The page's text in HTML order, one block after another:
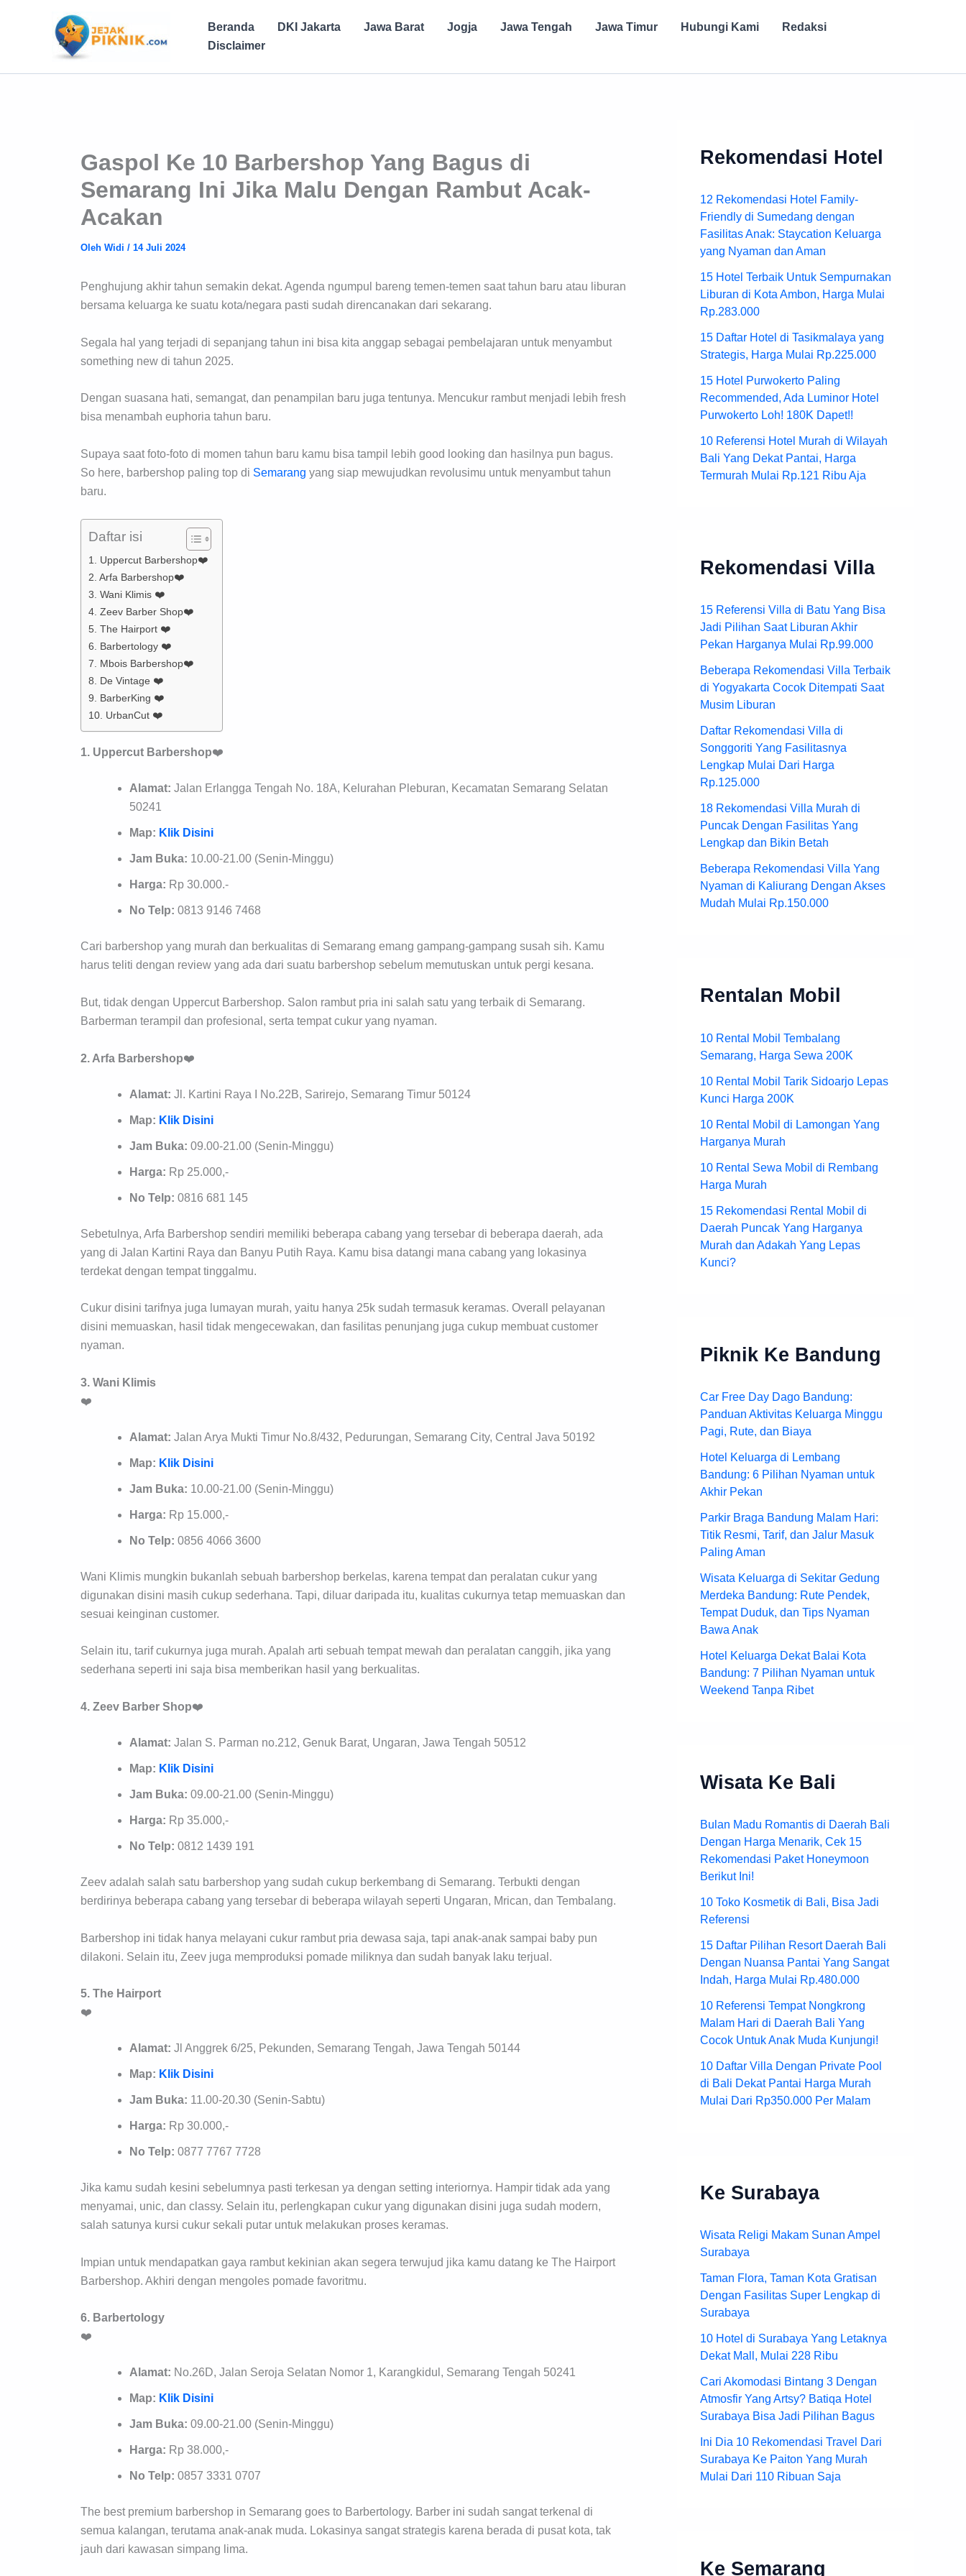
Beranda DKI Jakarta Jawa Barat Jogja Jawa Tengah Jawa Timur Hubungi Kami
Redaksi
Disclaimer
Gaspol Ke 10 Barbershop Yang Bagus di
Semarang Ini Jika Malu Dengan Rambut Acak-
Acakan
Oleh Widi / 14 Juli 2024
Penghujung akhir tahun semakin dekat. Agenda ngumpul bareng temen-temen saat tahun baru atau liburan
bersama keluarga ke suatu kota/negara pasti sudah direncanakan dari sekarang.
Segala hal yang terjadi di sepanjang tahun ini bisa kita anggap sebagai pembelajaran untuk menyambut
something new di tahun 2025.
Dengan suasana hati, semangat, dan penampilan baru juga tentunya. Mencukur rambut menjadi lebih fresh
bisa menambah euphoria tahun baru.
Supaya saat foto-foto di momen tahun baru kamu bisa tampil lebih good looking dan hasilnya pun bagus.
So here, barbershop paling top di Semarang yang siap mewujudkan revolusimu untuk menyambut tahun
baru.
Daftar isi
1. Uppercut Barbershop❤️
2. Arfa Barbershop❤️
3. Wani Klimis ❤️
4. Zeev Barber Shop❤️
5. The Hairport ❤️
6. Barbertology ❤️
7. Mbois Barbershop❤️
8. De Vintage ❤️
9. BarberKing ❤️
10. UrbanCut ❤️
1. Uppercut Barbershop❤️
Alamat: Jalan Erlangga Tengah No. 18A, Kelurahan Pleburan, Kecamatan Semarang Selatan
50241
Map: Klik Disini
Jam Buka: 10.00-21.00 (Senin-Minggu)
Harga: Rp 30.000.-
No Telp: 0813 9146 7468
Cari barbershop yang murah dan berkualitas di Semarang emang gampang-gampang susah sih. Kamu
harus teliti dengan review yang ada dari suatu barbershop sebelum memutuskan untuk pergi kesana.
But, tidak dengan Uppercut Barbershop. Salon rambut pria ini salah satu yang terbaik di Semarang.
Barberman terampil dan profesional, serta tempat cukur yang nyaman.
2. Arfa Barbershop❤️
Alamat: Jl. Kartini Raya I No.22B, Sarirejo, Semarang Timur 50124
Map: Klik Disini
Jam Buka: 09.00-21.00 (Senin-Minggu)
Harga: Rp 25.000,-
No Telp: 0816 681 145
Sebetulnya, Arfa Barbershop sendiri memiliki beberapa cabang yang tersebar di beberapa daerah, ada
yang di Jalan Kartini Raya dan Banyu Putih Raya. Kamu bisa datangi mana cabang yang lokasinya
terdekat dengan tempat tinggalmu.
Cukur disini tarifnya juga lumayan murah, yaitu hanya 25k sudah termasuk keramas. Overall pelayanan
disini memuaskan, hasil tidak mengecewakan, dan fasilitas penunjang juga cukup membuat customer
nyaman.
3. Wani Klimis
❤️
Alamat: Jalan Arya Mukti Timur No.8/432, Pedurungan, Semarang City, Central Java 50192
Map: Klik Disini
Jam Buka: 10.00-21.00 (Senin-Minggu)
Harga: Rp 15.000,-
No Telp: 0856 4066 3600
Wani Klimis mungkin bukanlah sebuah barbershop berkelas, karena tempat dan peralatan cukur yang
digunakan disini masih cukup sederhana. Tapi, diluar daripada itu, kualitas cukurnya tetap memuaskan dan
sesuai keinginan customer.
Selain itu, tarif cukurnya juga murah. Apalah arti sebuah tempat mewah dan peralatan canggih, jika yang
sederhana seperti ini saja bisa memberikan hasil yang berkualitas.
4. Zeev Barber Shop❤️
Alamat: Jalan S. Parman no.212, Genuk Barat, Ungaran, Jawa Tengah 50512
Map: Klik Disini
Jam Buka: 09.00-21.00 (Senin-Minggu)
Harga: Rp 35.000,-
No Telp: 0812 1439 191
Zeev adalah salah satu barbershop yang sudah cukup berkembang di Semarang. Terbukti dengan
berdirinya beberapa cabang yang tersebar di beberapa wilayah seperti Ungaran, Mrican, dan Tembalang.
Barbershop ini tidak hanya melayani cukur rambut pria dewasa saja, tapi anak-anak sampai baby pun
dilakoni. Selain itu, Zeev juga memproduksi pomade miliknya dan sudah banyak laku terjual.
5. The Hairport
❤️
Alamat: Jl Anggrek 6/25, Pekunden, Semarang Tengah, Jawa Tengah 50144
Map: Klik Disini
Jam Buka: 11.00-20.30 (Senin-Sabtu)
Harga: Rp 30.000,-
No Telp: 0877 7767 7728
Jika kamu sudah kesini sebelumnya pasti terkesan ya dengan setting interiornya. Hampir tidak ada yang
menyamai, unic, dan classy. Selain itu, perlengkapan cukur yang digunakan disini juga sudah modern,
salah satunya kursi cukur sekali putar untuk melakukan proses keramas.
Impian untuk mendapatkan gaya rambut kekinian akan segera terwujud jika kamu datang ke The Hairport
Barbershop. Akhiri dengan mengoles pomade favoritmu.
6. Barbertology
❤️
Alamat: No.26D, Jalan Seroja Selatan Nomor 1, Karangkidul, Semarang Tengah 50241
Map: Klik Disini
Jam Buka: 09.00-21.00 (Senin-Minggu)
Harga: Rp 38.000,-
No Telp: 0857 3331 0707
The best premium barbershop in Semarang goes to Barbertology. Barber ini sudah sangat terkenal di
semua kalangan, terutama anak-anak muda. Lokasinya sangat strategis karena berada di pusat kota, tak
jauh dari kawasan simpang lima.
Rekomendasi Hotel
12 Rekomendasi Hotel Family-
Friendly di Sumedang dengan
Fasilitas Anak: Staycation Keluarga
yang Nyaman dan Aman
15 Hotel Terbaik Untuk Sempurnakan
Liburan di Kota Ambon, Harga Mulai
Rp.283.000
15 Daftar Hotel di Tasikmalaya yang
Strategis, Harga Mulai Rp.225.000
15 Hotel Purwokerto Paling
Recommended, Ada Luminor Hotel
Purwokerto Loh! 180K Dapet!!
10 Referensi Hotel Murah di Wilayah
Bali Yang Dekat Pantai, Harga
Termurah Mulai Rp.121 Ribu Aja
Rekomendasi Villa
15 Referensi Villa di Batu Yang Bisa
Jadi Pilihan Saat Liburan Akhir
Pekan Harganya Mulai Rp.99.000
Beberapa Rekomendasi Villa Terbaik
di Yogyakarta Cocok Ditempati Saat
Musim Liburan
Daftar Rekomendasi Villa di
Songgoriti Yang Fasilitasnya
Lengkap Mulai Dari Harga
Rp.125.000
18 Rekomendasi Villa Murah di
Puncak Dengan Fasilitas Yang
Lengkap dan Bikin Betah
Beberapa Rekomendasi Villa Yang
Nyaman di Kaliurang Dengan Akses
Mudah Mulai Rp.150.000
Rentalan Mobil
10 Rental Mobil Tembalang
Semarang, Harga Sewa 200K
10 Rental Mobil Tarik Sidoarjo Lepas
Kunci Harga 200K
10 Rental Mobil di Lamongan Yang
Harganya Murah
10 Rental Sewa Mobil di Rembang
Harga Murah
15 Rekomendasi Rental Mobil di
Daerah Puncak Yang Harganya
Murah dan Adakah Yang Lepas
Kunci?
Piknik Ke Bandung
Car Free Day Dago Bandung:
Panduan Aktivitas Keluarga Minggu
Pagi, Rute, dan Biaya
Hotel Keluarga di Lembang
Bandung: 6 Pilihan Nyaman untuk
Akhir Pekan
Parkir Braga Bandung Malam Hari:
Titik Resmi, Tarif, dan Jalur Masuk
Paling Aman
Wisata Keluarga di Sekitar Gedung
Merdeka Bandung: Rute Pendek,
Tempat Duduk, dan Tips Nyaman
Bawa Anak
Hotel Keluarga Dekat Balai Kota
Bandung: 7 Pilihan Nyaman untuk
Weekend Tanpa Ribet
Wisata Ke Bali
Bulan Madu Romantis di Daerah Bali
Dengan Harga Menarik, Cek 15
Rekomendasi Paket Honeymoon
Berikut Ini!
10 Toko Kosmetik di Bali, Bisa Jadi
Referensi
15 Daftar Pilihan Resort Daerah Bali
Dengan Nuansa Pantai Yang Sangat
Indah, Harga Mulai Rp.480.000
10 Referensi Tempat Nongkrong
Malam Hari di Daerah Bali Yang
Cocok Untuk Anak Muda Kunjungi!
10 Daftar Villa Dengan Private Pool
di Bali Dekat Pantai Harga Murah
Mulai Dari Rp350.000 Per Malam
Ke Surabaya
Wisata Religi Makam Sunan Ampel
Surabaya
Taman Flora, Taman Kota Gratisan
Dengan Fasilitas Super Lengkap di
Surabaya
10 Hotel di Surabaya Yang Letaknya
Dekat Mall, Mulai 228 Ribu
Cari Akomodasi Bintang 3 Dengan
Atmosfir Yang Artsy? Batiqa Hotel
Surabaya Bisa Jadi Pilihan Bagus
Ini Dia 10 Rekomendasi Travel Dari
Surabaya Ke Paiton Yang Murah
Mulai Dari 110 Ribuan Saja
Ke Semarang